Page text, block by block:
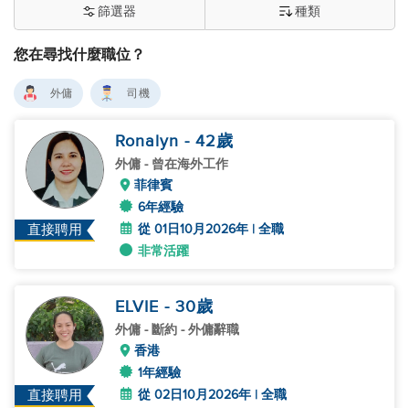
您在尋找什麼職位？
篩選器 種類
外傭 司機
直接聘用
Ronalyn - 42歲
外傭 - 曾在海外工作
菲律賓
6年經驗
從 01日10月2026年 | 全職
非常活躍
直接聘用
ELVIE - 30歲
外傭 - 斷約 - 外傭辭職
香港
1年經驗
從 02日10月2026年 | 全職